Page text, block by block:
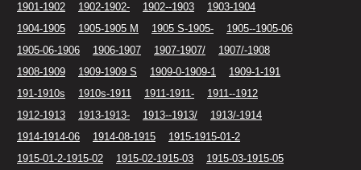
1901-1902
1902-1902- 1902--1903
1903-1904
1904-1905
1905-1905 M 1905 S-1905-
1905--1905-06
1905-06-1906
1906-1907 1907-1907/
1907/-1908
1908-1909
1909-1909 S 1909-0-1909-1
1909-1-191
191-1910s
1910s-1911 1911-1911-
1911--1912
1912-1913
1913-1913- 1913--1913/
1913/-1914
1914-1914-06
1914-08-1915
1915-1915-01-2
1915-01-2-1915-02
1915-02-1915-03
1915-03-1915-05